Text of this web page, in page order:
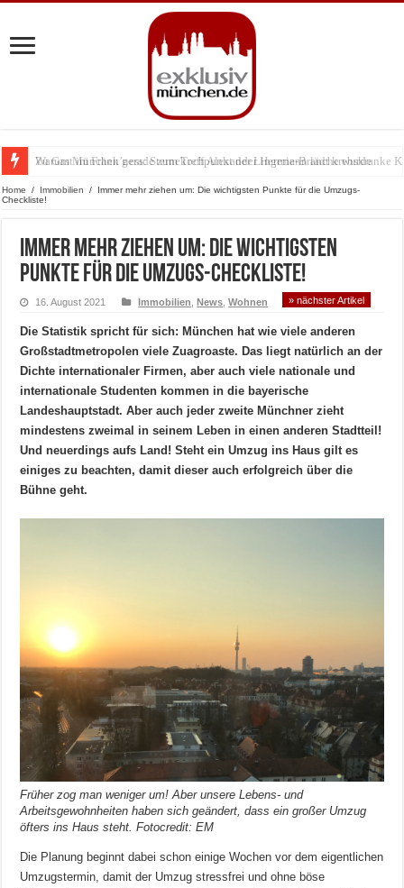
Zu Gast im Fränk’ness: Sternekoch Alexander Herrmann lädt krebskranke
Warum München gerade zum Treffpunkt der Lingerie-Branche wurde
Home / Immobilien /
Immer mehr ziehen um: Die wichtigsten Punkte für die Umzugs-
Checkliste!
Immer mehr ziehen um: Die wichtigsten
Punkte für die Umzugs-Checkliste!
16. August 2021 Immobilien ,News ,Wohnen » nächster Artikel
Die Statistik spricht für sich: München hat wie viele anderen
Großstadtmetropolen viele Zuagroaste. Das liegt natürlich an der
Dichte internationaler Firmen, aber auch viele nationale und
internationale Studenten kommen in die bayerische
Landeshauptstadt. Aber auch jeder zweite Münchner zieht
mindestens zweimal in seinem Leben in einen anderen Stadtteil!
Und neuerdings aufs Land! Steht ein Umzug ins Haus gilt es
einiges zu beachten, damit dieser auch erfolgreich über die
Bühne geht.
Früher zog man weniger um! Aber unsere Lebens- und
Arbeitsgewohnheiten haben sich geändert, dass ein großer Umzug
öfters ins Haus steht. Fotocredit: EM
Die Planung beginnt dabei schon einige Wochen vor dem eigentlichen
Umzugstermin, damit der Umzug stressfrei und ohne böse